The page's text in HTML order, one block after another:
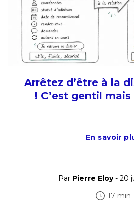
Arrêtez d’être à la
! C’est gentil
En savoir
Par Pierre Eloy- 20
17 min